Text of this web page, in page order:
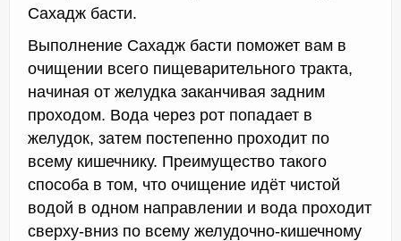
Сахадж басти.
Выполнение Сахадж басти поможет вам в
очищении всего пищеварительного тракта,
начиная от желудка заканчивая задним
проходом. Вода через рот попадает в
желудок, затем постепенно проходит по
всему кишечнику. Преимущество такого
способа в том, что очищение идёт чистой
водой в одном направлении и вода проходит
сверху-вниз по всему желудочно-кишечному